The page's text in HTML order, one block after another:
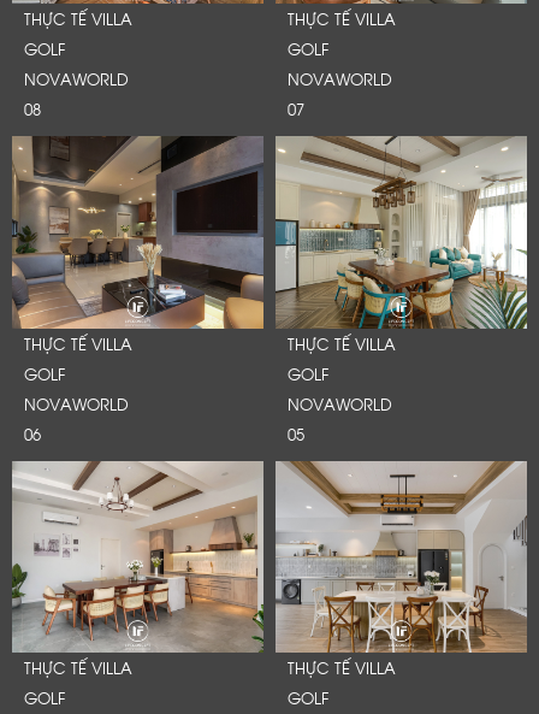
THỰC TẾ VILLA
GOLF
NOVAWORLD
08
THỰC TẾ VILLA
GOLF
NOVAWORLD
07
THỰC TẾ VILLA
GOLF
NOVAWORLD
06
THỰC TẾ VILLA
GOLF
NOVAWORLD
05
THỰC TẾ VILLA
GOLF
THỰC TẾ VILLA
GOLF